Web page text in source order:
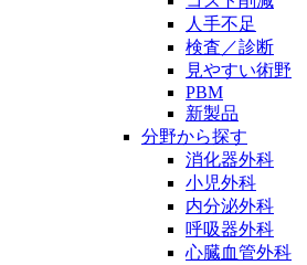
人手不足
検査／診断
見やすい術野
PBM
新製品
分野から探す
消化器外科
小児外科
内分泌外科
呼吸器外科
心臓血管外科